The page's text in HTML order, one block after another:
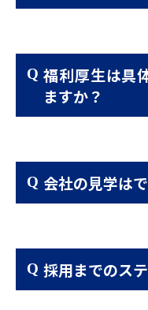
福利厚生は具
ますか？
会社の見学は
採用までのス